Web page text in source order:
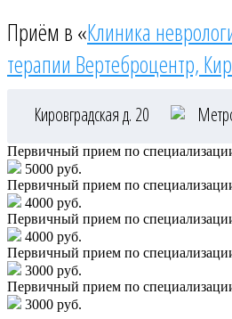
Приём в «Клиника
терапии Вертеброцентр,
Кировградская д. 20
Первичный прием по
5000 руб.
Первичный прием по
4000 руб.
Первичный прием по
4000 руб.
Первичный прием по
3000 руб.
Первичный прием по
3000 руб.